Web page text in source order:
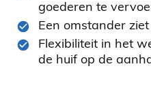
goederen te
Een omstander
Flexibiliteit in het
de huif op de